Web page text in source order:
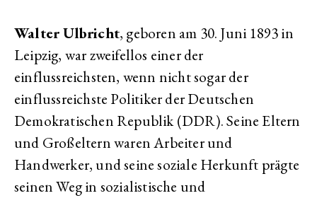
Walter Ulbricht, geboren am 30. Juni 1893 in
Leipzig, war zweifellos einer der
einflussreichsten, wenn nicht sogar der
einflussreichste Politiker der Deutschen
Demokratischen Republik (DDR). Seine Eltern
und Großeltern waren Arbeiter und
Handwerker, und seine soziale Herkunft prägte
seinen Weg in sozialistische und